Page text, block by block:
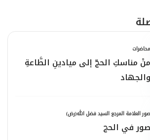
محاضرات
منْ مناسكِ الحجّ إلى ميادينِ الطَّاعةِ
والجهاد
صور العلامة المرجع السيد فضل الله(رض)
صور في الحج